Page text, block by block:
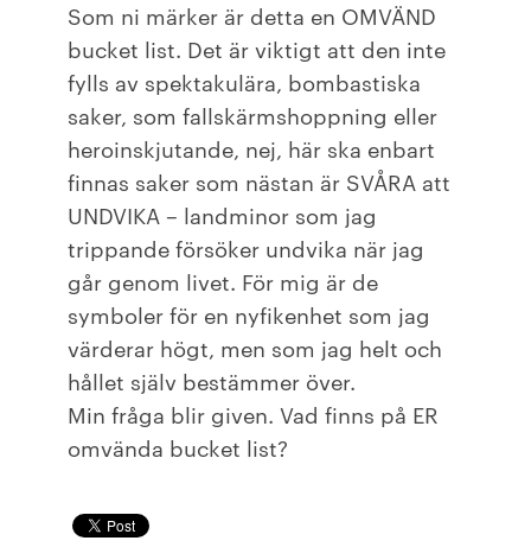
Som ni märker är detta en OMVÄND
bucket list. Det är viktigt att den inte
fylls av spektakulära, bombastiska
saker, som fallskärmshoppning eller
heroinskjutande, nej, här ska enbart
finnas saker som nästan är SVÅRA att
UNDVIKA – landminor som jag
trippande försöker undvika när jag
går genom livet. För mig är de
symboler för en nyfikenhet som jag
värderar högt, men som jag helt och
hållet själv bestämmer över.
Min fråga blir given. Vad finns på ER
omvända bucket list?